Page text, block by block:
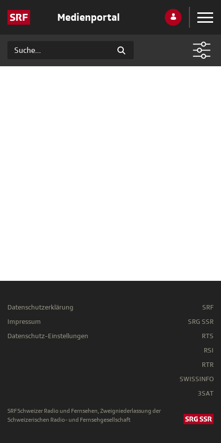
Medienportal
Datenschutzerklärung
Impressum
Datenschutz-Einstellungen
SRF
SRG SSR
RTS
RSI
RTR
SWISSINFO
3SAT
SRF Schweizer Radio und Fernsehen, Zweigniederlassung der
Schweizerischen Radio- und Fernsehgesellschaft